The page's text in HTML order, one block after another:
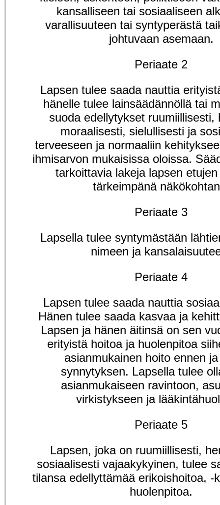
kansalliseen tai sosiaaliseen
varallisuuteen tai syntyperästä
johtuvaan asemaan.
Periaate 2
Lapsen tulee saada nauttia
hänelle tulee lainsäädännöllä tai
suoda edellytykset ruumiillisesti,
moraalisesti, sielullisesti ja
terveeseen ja normaaliin
ihmisarvon mukaisissa oloissa.
tarkoittavia lakeja lapsen
tärkeimpänä
Periaate 3
Lapsella tulee syntymästään
nimeen ja
Periaate 4
Lapsen tulee saada nauttia
Hänen tulee saada kasvaa ja
Lapsen ja hänen äitinsä on sen
erityistä hoitoa ja huolenpitoa
asianmukainen hoito ennen
synnytyksen. Lapsella tulee
asianmukaiseen ravintoon,
virkistykseen ja
Periaate 5
Lapsen, joka on ruumiillisesti,
sosiaalisesti vajaakykyinen, tulee
tilansa edellyttämää erikoishoitoa, -
huolenpitoa.